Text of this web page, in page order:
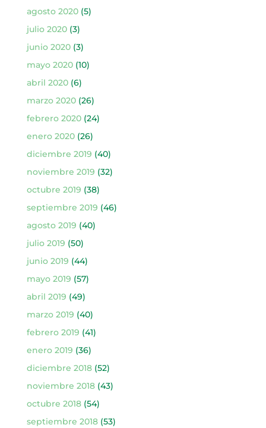
agosto 2020(5)
julio 2020(3)
junio 2020(3)
mayo 2020(10)
abril 2020(6)
marzo 2020(26)
febrero 2020(24)
enero 2020(26)
diciembre 2019 (40)
noviembre 2019 (32)
octubre 2019 (38)
septiembre 2019 (46)
agosto 2019 (40)
julio 2019 (50)
junio 2019 (44)
mayo 2019 (57)
abril 2019 (49)
marzo 2019 (40)
febrero 2019 (41)
enero 2019 (36)
diciembre 2018(52)
noviembre 2018(43)
octubre 2018(54)
septiembre 2018(53)